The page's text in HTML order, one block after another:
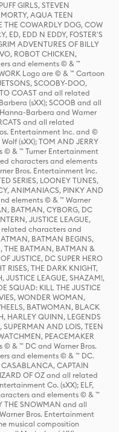
GIRLS, STEVEN
AQUA TEEN
THE COWARDLY DOG, COW
ED, EDD N EDDY, FOSTER'S
ADVENTURES OF BILLY
ROBOT CHICKEN,
and elements © & ™
Logo are © & ™ Cartoon
SCOOBY-DOO,
TO COAST and all related
(sXX); SCOOB and all
Barbera and Warner
and all related
Entertainment Inc. and ©
(sXX); TOM AND JERRY
& ™ Turner Entertainment
characters and elements
Bros. Entertainment Inc.
SERIES, LOONEY TUNES,
ANIMANIACS, PINKY AND
elements © & ™ Warner
BATMAN, CYBORG, DC
JUSTICE LEAGUE,
related characters and
BATMAN BEGINS,
THE BATMAN, BATMAN &
JUSTICE, DC SUPER HERO
RISES, THE DARK KNIGHT,
JUSTICE LEAGUE, SHAZAM!,
SQUAD: KILL THE JUSTICE
WONDER WOMAN,
BATWOMAN, BLACK
HARLEY QUINN, LEGENDS
SUPERMAN AND LOIS, TEEN
PEACEMAKER
& ™ DC and Warner Bros.
and elements © & ™ DC.
CASABLANCA, CAPTAIN
OF OZ and all related
Co. (sXX); ELF,
and elements © & ™
THE SNOWMAN and all
Bros. Entertainment
musical composition